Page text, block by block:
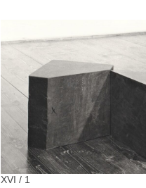
XVI / 1